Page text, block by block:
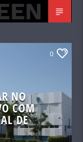
0
NO
COM
DE